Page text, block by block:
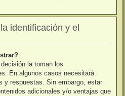
identificación y el
la toman los
En algunos casos necesitará
y respuestas. Sin embargo, estar
adicionales y/o ventajas que